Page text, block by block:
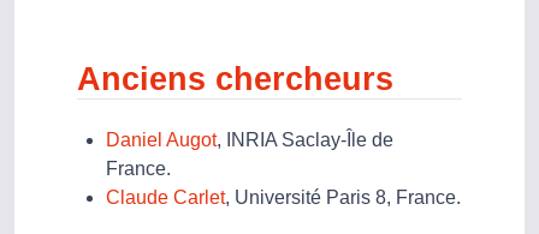
Anciens chercheurs
Daniel Augot, INRIA Saclay-Île de
France.
Claude Carlet, Université Paris 8, France.